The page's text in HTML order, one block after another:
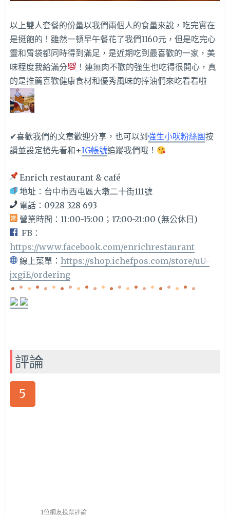
以上雙人套餐的份量以我們兩個人的食量來說，吃完實在
是挺飽的！雖然一頓早午餐花了我們1160元，但是吃完心
靈和胃袋都同時得到滿足，是近期吃到最喜歡的一家，美
味程度我給滿分
！連無肉不歡的強生也吃得很開心，真
的是推薦喜歡健康食材和優秀風味的捧油們來吃看看啦
✔喜歡我們的文章歡迎分享，也可以到 強生小吠粉絲團按
讚並設定搶先看和+IG帳號追蹤我們哦！
Enrich restaurant & café
地址：台中市西屯區大墩二十街111號
電話：0928 328 693
營業時間： 11:00-15:00；17:00-21:00 (無公休日)
FB：
https://www.facebook.com/enrichrestaurant
線上菜單： https://shop.ichefpos.com/store/uU-
jxgiE/ordering
評論
5
1位網友投票評論